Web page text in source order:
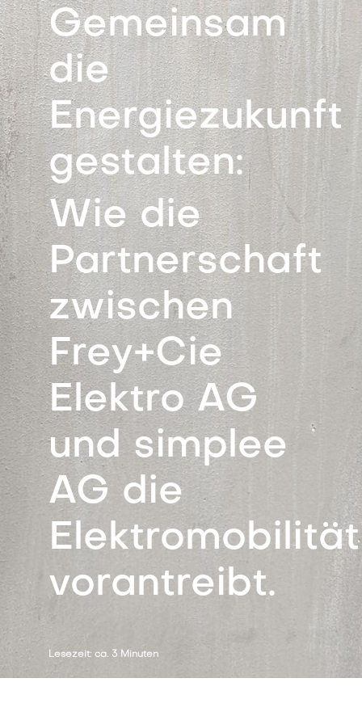
Gemeinsam
die
Energiezukunft
gestalten:
Wie die
Partnerschaft
zwischen
Frey+Cie
Elektro AG
und simplee
AG die
Elektromobilität
vorantreibt.
Lesezeit: ca. 3 Minuten